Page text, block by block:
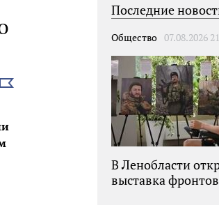
Выбрать
Последние
Общество 07.08.2026
В Ленобласти
выставка